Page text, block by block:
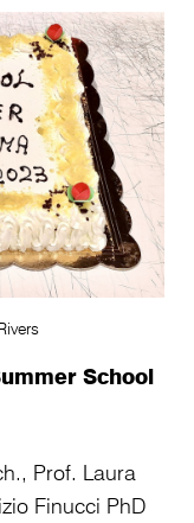
School
Prof. Laura
Finucci PhD